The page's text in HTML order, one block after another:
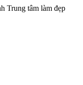
Trung tâm làm đẹp